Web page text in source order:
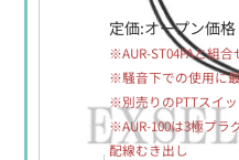
定価:オープン価格
※AUR-ST04PAと組合
※騒音下での使用に
※別売りのPTTスイ
※AUR-100は3極プラ
配線むき出し